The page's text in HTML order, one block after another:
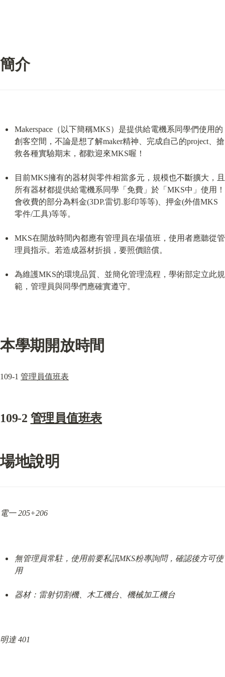
簡介
Makerspace（以下簡稱MKS）是提供給電機系同學們使用的
創客空間，不論是想了解maker精神、完成自己的project、搶
救各種實驗期末，都歡迎來MKS喔！
目前MKS擁有的器材與零件相當多元，規模也不斷擴大，且
所有器材都提供給電機系同學「免費」於「MKS中」使用！
會收費的部分為料金(3DP.雷切.影印等等)、押金(外借MKS
零件/工具)等等。
MKS在開放時間內都應有管理員在場值班，使用者應聽從管
理員指示。若造成器材折損，要照價賠償。
為維護MKS的環境品質、並簡化管理流程，學術部定立此規
範，管理員與同學們應確實遵守。
本學期開放時間
109-1 管理員值班表
109-2 管理員值班表
場地說明
電一 205+206
無管理員常駐，使用前要私訊MKS粉專詢問，確認後方可使
用
器材：雷射切割機、木工機台、機械加工機台
明達 401